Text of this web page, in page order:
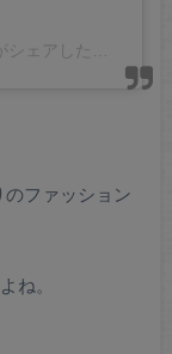
ファッション
ね。